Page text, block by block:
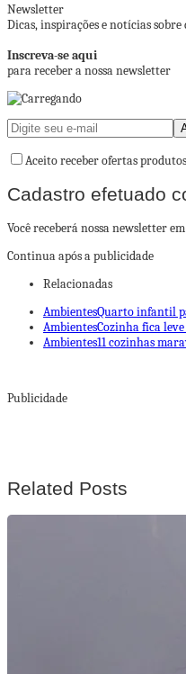
Newsletter
Dicas, inspirações e notícias
Inscreva-se aqui
para receber a nossa newsletter
Aceito receber ofertas
Cadastro efetuado
Você receberá nossa newsletter
Continua após a publicidade
Relacionadas
AmbientesQuarto infantil
AmbientesCozinha fica
Ambientes11 cozinhas
Publicidade
Related Posts